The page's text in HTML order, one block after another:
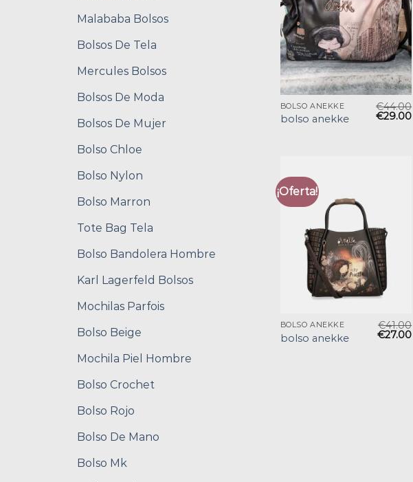
Malababa Bolsos
Bolsos De Tela
Mercules Bolsos
Bolsos De Moda
Bolsos De Mujer
Bolso Chloe
Bolso Nylon
Bolso Marron
Tote Bag Tela
Bolso Bandolera Hombre
Karl Lagerfeld Bolsos
Mochilas Parfois
Bolso Beige
Mochila Piel Hombre
Bolso Crochet
Bolso Rojo
Bolso De Mano
Bolso Mk
BOLSO ANEKKE
bolso anekke
€44.00
€29.00
¡Oferta!
BOLSO ANEKKE
bolso anekke
€41.00
€27.00